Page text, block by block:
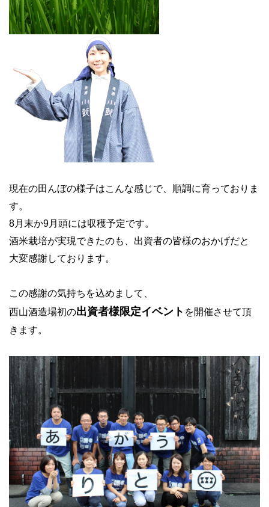
現在の田んぼの様子はこんな感じで、順調に育っておりま
す。
8月末か9月頭には収穫予定です。
酒米栽培が実現できたのも、出資者の皆様のおかげだと
大変感謝しております。
この感謝の気持ちを込めまして、
西山酒造場初の出資者様限定イベント を開催させて頂
きます。